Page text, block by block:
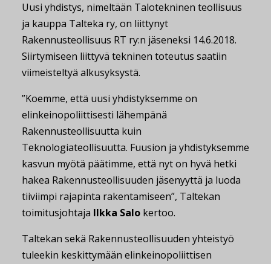
Uusi yhdistys, nimeltään Talotekninen teollisuus
ja kauppa Talteka ry, on liittynyt
Rakennusteollisuus RT ry:n jäseneksi 14.6.2018.
Siirtymiseen liittyvä tekninen toteutus saatiin
viimeisteltyä alkusyksystä.
”Koemme, että uusi yhdistyksemme on
elinkeinopoliittisesti lähempänä
Rakennusteollisuutta kuin
Teknologiateollisuutta. Fuusion ja yhdistyksemme
kasvun myötä päätimme, että nyt on hyvä hetki
hakea Rakennusteollisuuden jäsenyyttä ja luoda
tiiviimpi rajapinta rakentamiseen”, Taltekan
toimitusjohtaja Ilkka Salo kertoo.
Taltekan sekä Rakennusteollisuuden yhteistyö
tuleekin keskittymään elinkeinopoliittisen